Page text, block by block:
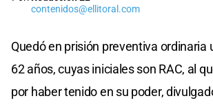
contenidos@ellitoral.com
Quedó en prisión preventiva ordinaria
62 años, cuyas iniciales son RAC, al
por haber tenido en su poder,